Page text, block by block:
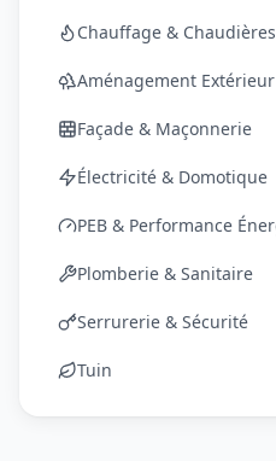
Chauffage & Chaudières
Aménagement Extérieur
Façade & Maçonnerie
Électricité & Domotique
PEB & Performance
Plomberie & Sanitaire
Serrurerie & Sécurité
Tuin